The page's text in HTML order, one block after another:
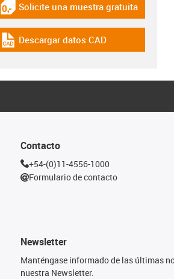
igus-icon-gratismuster
Solicite una muestra gratuita
igus-icon-cad-dateien
Descargar datos CAD
Contacto
+54-(0)11-4556-1000
Formulario de contacto
Newsletter
Manténgase informado de las últimas
nuestra Newsletter.